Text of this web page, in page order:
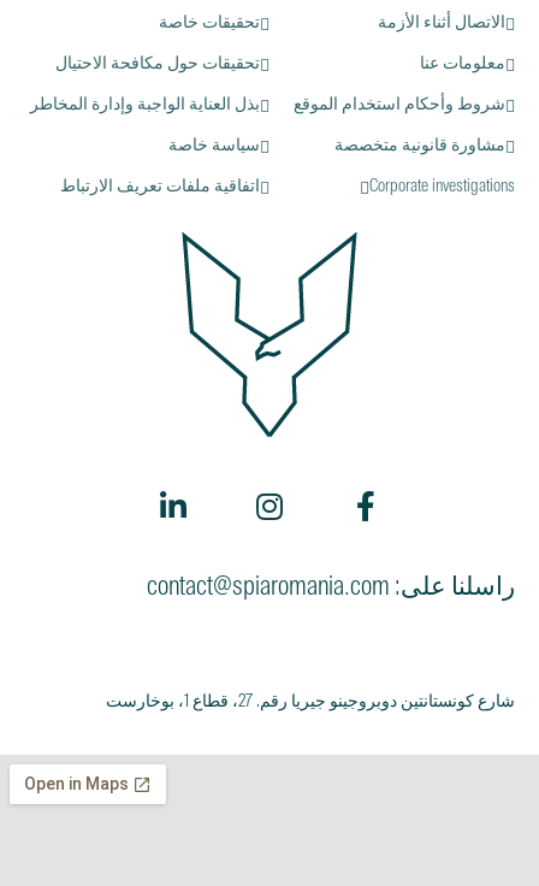
تحقيقات خاصة الاتصال أثناء الأزمة
تحقيقات حول مكافحة الاحتيال معلومات عنا
بذل العناية الواجبة وإدارة المخاطر شروط وأحكام استخدام الموقع
سياسة خاصة مشاورة قانونية متخصصة
اتفاقية ملفات تعريف الارتباط Corporate investigations
راسلنا على: contact@spiaromania.com
شارع كونستانتين دوبروجينو جيريا رقم. 27، قطاع 1، بوخارست